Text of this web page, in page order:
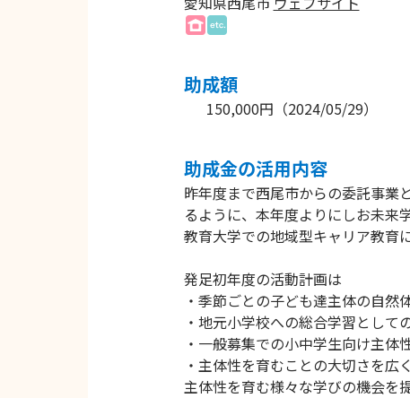
助成額
150,000円 （2024/05/29）
助成⾦の活⽤内容
昨年度まで西尾市からの委託事業
るように、本年度よりにしお未来
教育大学での地域型キャリア教育
発足初年度の活動計画は
・季節ごとの子ども達主体の自
・地元小学校への総合学習として
・一般募集での小中学生向け主
・主体性を育むことの大切さを
主体性を育む様々な学びの機会を